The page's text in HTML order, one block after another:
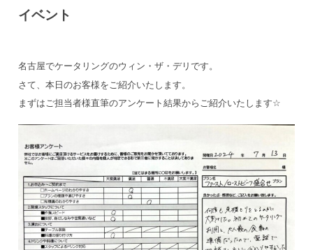
イベント
名古屋でケータリングのウィン・ザ・デリです。
さて、本日のお客様をご紹介いたします。
まずはご担当者様直筆のアンケート結果からご紹介いたします☆